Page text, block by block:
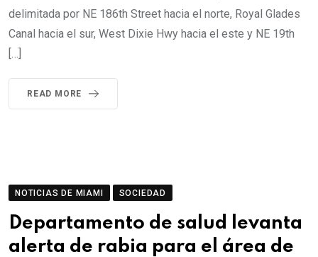
delimitada por NE 186th Street hacia el norte, Royal Glades
Canal hacia el sur, West Dixie Hwy hacia el este y NE 19th
[…]
READ MORE
NOTICIAS DE MIAMI SOCIEDAD
Departamento de salud levanta
alerta de rabia para el área de